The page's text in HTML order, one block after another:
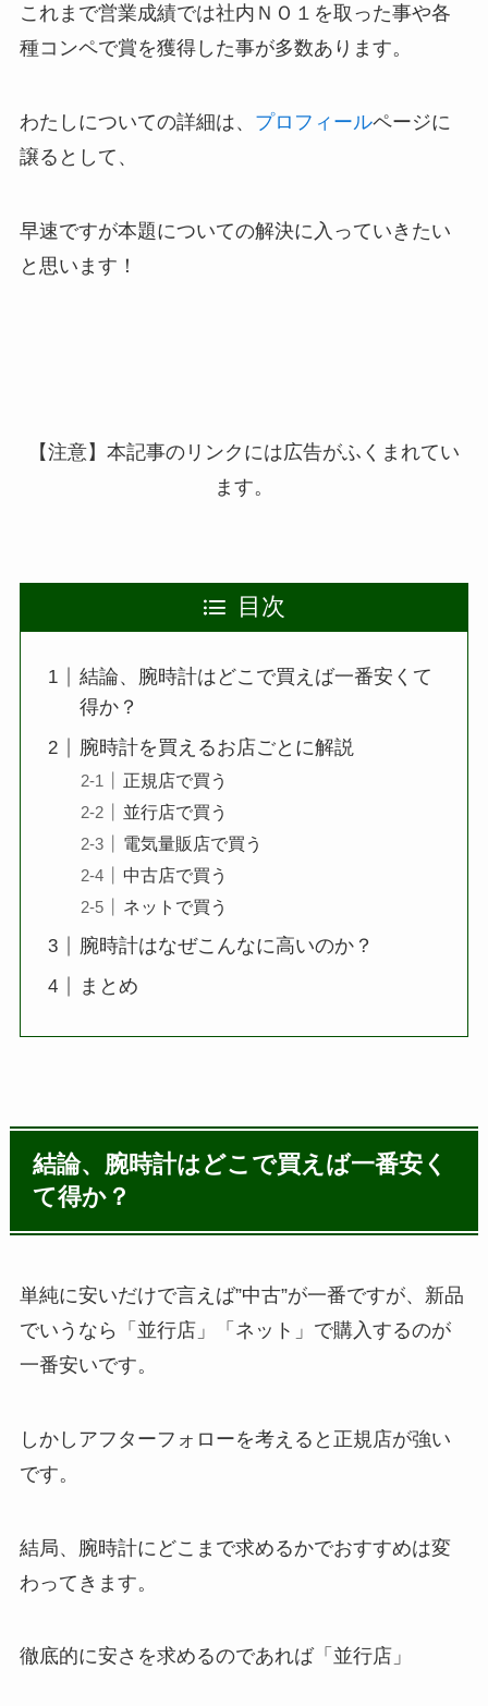
これまで営業成績では社内ＮＯ１を取った事や各
種コンペで賞を獲得した事が多数あります。
わたしについての詳細は、 プロフィールページに
譲るとして、
早速ですが本題についての解決に入っていきたい
と思います！
【注意】本記事のリンクには広告がふくまれてい
ます。
目次
結論、腕時計はどこで買えば一番安くて
得か？
腕時計を買えるお店ごとに解説
正規店で買う
並行店で買う
電気量販店で買う
中古店で買う
ネットで買う
腕時計はなぜこんなに高いのか？
まとめ
結論、腕時計はどこで買えば一番安く
て得か？
単純に安いだけで言えば”中古”が一番ですが、新品
でいうなら「並行店」「ネット」で購入するのが
一番安いです。
しかしアフターフォローを考えると正規店が強い
です。
結局、腕時計にどこまで求めるかでおすすめは変
わってきます。
徹底的に安さを求めるのであれば「並行店」